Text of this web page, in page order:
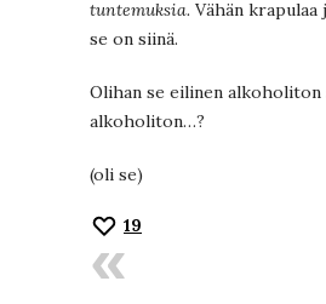
tuntemuksia. Vähän krapulaa
se on siinä.
Olihan se eilinen
alkoholiton…?
(oli se)
19